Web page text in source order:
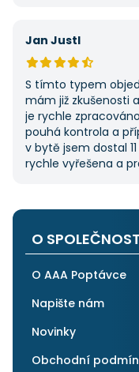
Jan Justl
S tímto typem
mám již zkušenosti
je rychle
pouhá kontrola a
v bytě jsem dostal
rychle vyřešena a
po všech stránkách
O
O AAA Poptávce
Napište nám
Novinky
Obchodní